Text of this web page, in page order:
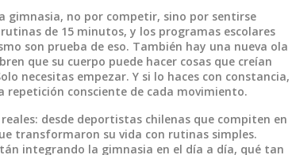
gimnasia, no por competir, sino por sentirse
de 15 minutos, y los programas escolares
son prueba de eso. También hay una nueva ola
que su cuerpo puede hacer cosas que creían
necesitas empezar. Y si lo haces con constancia,
repetición consciente de cada movimiento.
desde deportistas chilenas que compiten en
transformaron su vida con rutinas simples.
integrando la gimnasia en el día a día, qué tan